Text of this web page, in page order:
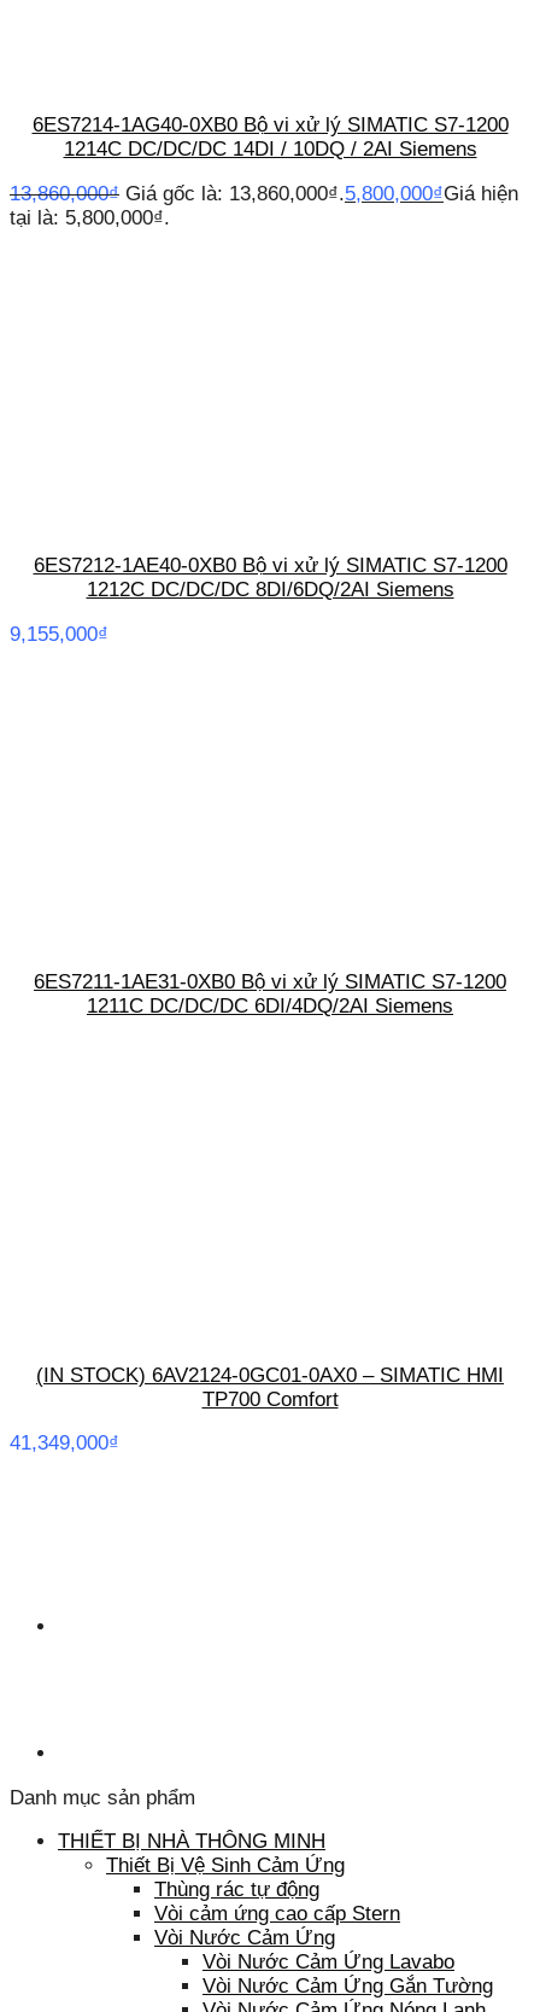
6ES7214-1AG40-0XB0 Bộ vi xử lý SIMATIC S7-1200
1214C DC/DC/DC 14DI / 10DQ / 2AI Siemens
13,860,000₫ Giá gốc là: 13,860,000₫.5,800,000₫Giá hiện
tại là: 5,800,000₫.
6ES7212-1AE40-0XB0 Bộ vi xử lý SIMATIC S7-1200
1212C DC/DC/DC 8DI/6DQ/2AI Siemens
9,155,000₫
6ES7211-1AE31-0XB0 Bộ vi xử lý SIMATIC S7-1200
1211C DC/DC/DC 6DI/4DQ/2AI Siemens
(IN STOCK) 6AV2124-0GC01-0AX0 – SIMATIC HMI
TP700 Comfort
41,349,000₫
Danh mục sản phẩm
THIẾT BỊ NHÀ THÔNG MINH
Thiết Bị Vệ Sinh Cảm Ứng
Thùng rác tự động
Vòi cảm ứng cao cấp Stern
Vòi Nước Cảm Ứng
Vòi Nước Cảm Ứng Lavabo
Vòi Nước Cảm Ứng Gắn Tường